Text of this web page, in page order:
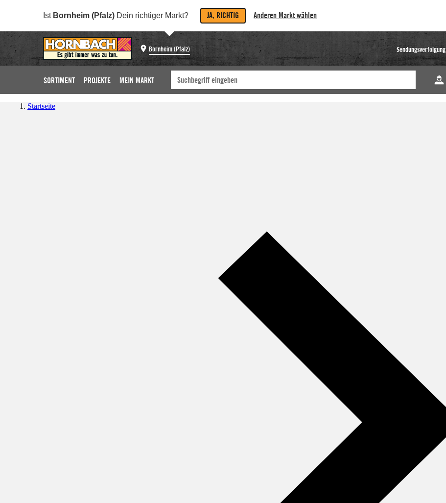
Ist Bornheim (Pfalz) Dein richtiger Markt? JA, RICHTIG Anderen Markt wählen
Bornheim (Pfalz) Sendungsverfolgung
SORTIMENT PROJEKTE MEIN MARKT
Startseite